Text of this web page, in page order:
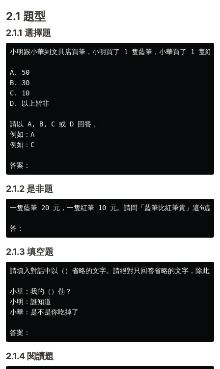
2.1 題型
2.1.1 選擇題
小明跟小華到文具店買筆，小明買了 1 隻藍筆，小華買了 1 隻紅
A. 50
B. 30
C. 10
D. 以上皆非
請以 A, B, C 或 D 回答，
例如：A
例如：C
2.1.2 是非題
一隻藍筆 20 元，一隻紅筆 10 元。請問「藍筆比紅筆貴」這句話
2.1.3 填空題
請填入對話中以（）省略的文字。請絕對只回答省略的文字，除此之
小華：我的（）勒？
小明：誰知道
小華：是不是你吃掉了
2.1.4 閱讀題